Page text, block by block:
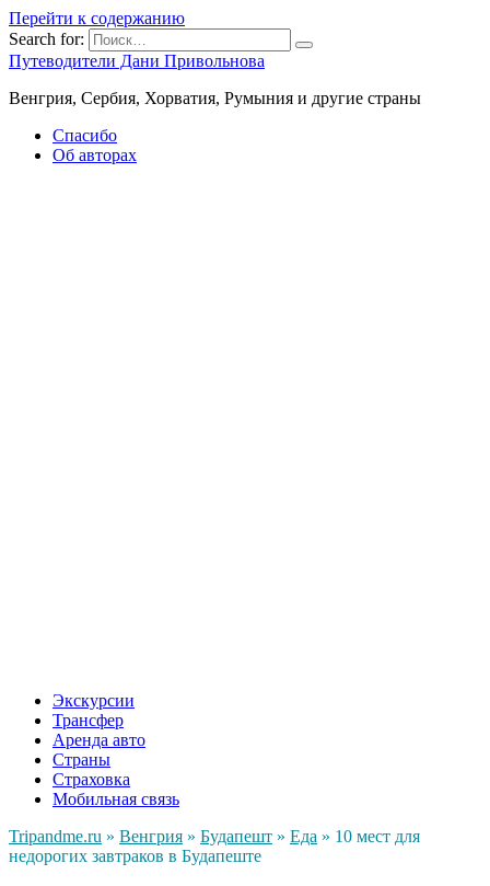
Перейти к содержанию
Search for:
Путеводители Дани Привольнова
Венгрия, Сербия, Хорватия, Румыния и другие страны
Спасибо
Об авторах
Экскурсии
Трансфер
Аренда авто
Страны
Страховка
Мобильная связь
Tripandme.ru » Венгрия » Будапешт » Еда » 10 мест для
недорогих завтраков в Будапеште